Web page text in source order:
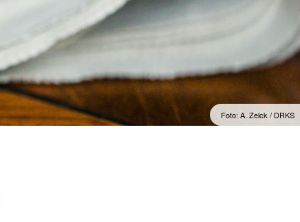
Foto: A. Zelck / DRKS